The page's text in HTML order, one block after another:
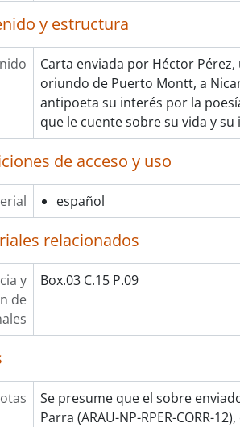
y estructura
Carta enviada por Héctor
oriundo de Puerto Montt, a
antipoeta su interés por la
que le cuente sobre su vida y
de acceso y uso
español
relacionados
y
de
Box.03 C.15 P.09
Se presume que el sobre
Parra (ARAU-NP-RPER-CORR-